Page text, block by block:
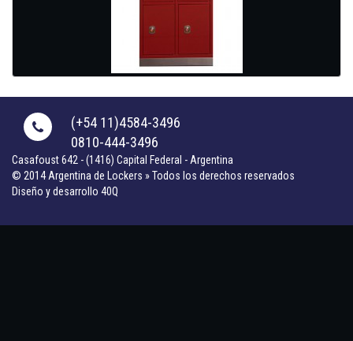
(+54 11)4584-3496
0810-444-3496
Casafoust 642 - (1416) Capital Federal - Argentina
© 2014 Argentina de Lockers » Todos los derechos reservados
Diseño y desarrollo 40Q